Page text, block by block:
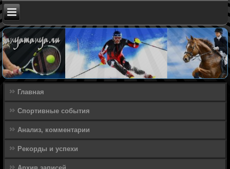
Главная
Спортивные события
Анализ, комментарии
Рекорды и успехи